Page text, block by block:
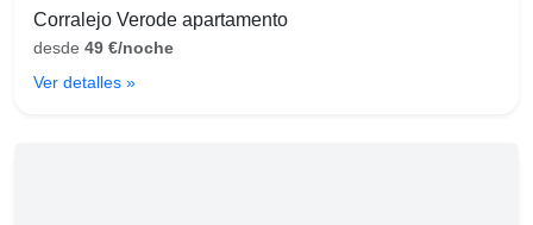
Corralejo Verode apartamento
desde 49 €/noche
Ver detalles »